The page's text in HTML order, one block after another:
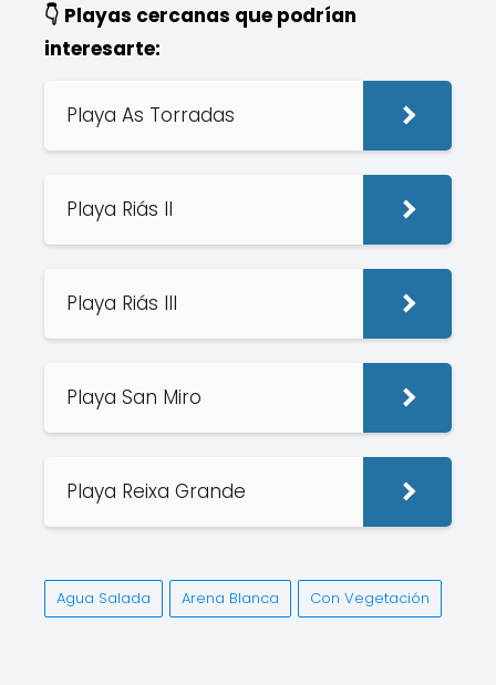
👇 Playas cercanas que podrían
interesarte:
Playa As Torradas
Playa Riás II
Playa Riás III
Playa San Miro
Playa Reixa Grande
Agua Salada Arena Blanca Con Vegetación